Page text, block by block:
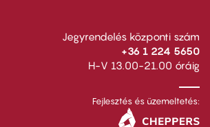
Jegyrendelés központi szám
+36 1 224 5650
H-V 13.00-21.00 óráig
Fejlesztés és üzemeltetés: